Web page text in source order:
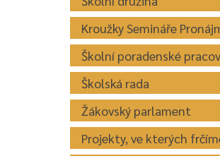
Kroužky Semináře
Školní poradenské
Školská rada
Žákovský parlament
Projekty, ve kterých